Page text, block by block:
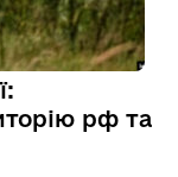
рф та